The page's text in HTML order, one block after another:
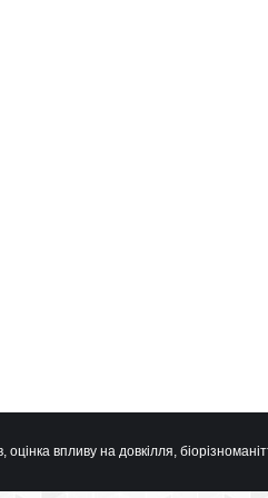
впливу на довкілля,